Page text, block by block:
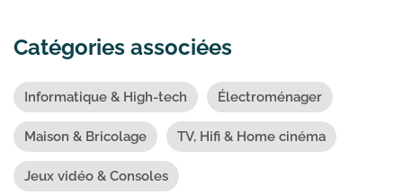
Catégories associées
Informatique & High-tech Électroménager
Maison & Bricolage TV, Hifi & Home cinéma
Jeux vidéo & Consoles